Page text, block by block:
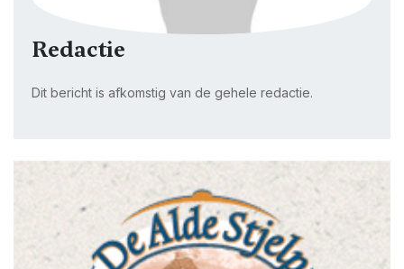
Redactie
Dit bericht is afkomstig van de gehele redactie.